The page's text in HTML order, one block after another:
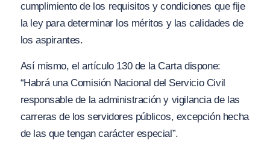
cumplimiento de los requisitos y condiciones que fije
la ley para determinar los méritos y las calidades de
los aspirantes.
Así mismo, el artículo 130 de la Carta dispone:
“Habrá una Comisión Nacional del Servicio Civil
responsable de la administración y vigilancia de las
carreras de los servidores públicos, excepción hecha
de las que tengan carácter especial”.